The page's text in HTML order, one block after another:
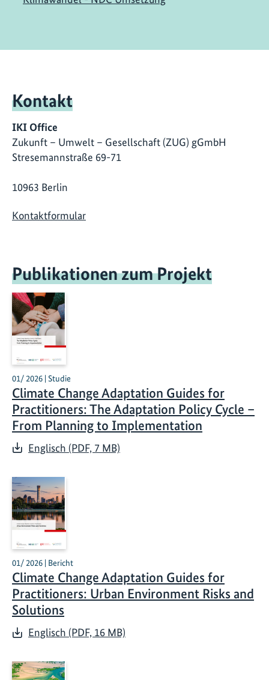
Kontakt
IKI Office
Zukunft – Umwelt – Gesellschaft (ZUG) gGmbH
Stresemannstraße 69-71
10963 Berlin
Kontaktformular
Publikationen zum Projekt
01/ 2026 | Studie
Climate Change Adaptation Guides for
Practitioners: The Adaptation Policy Cycle –
From Planning to Implementation
Englisch (PDF, 7 MB)
01/ 2026 | Bericht
Climate Change Adaptation Guides for
Practitioners: Urban Environment Risks and
Solutions
Englisch (PDF, 16 MB)